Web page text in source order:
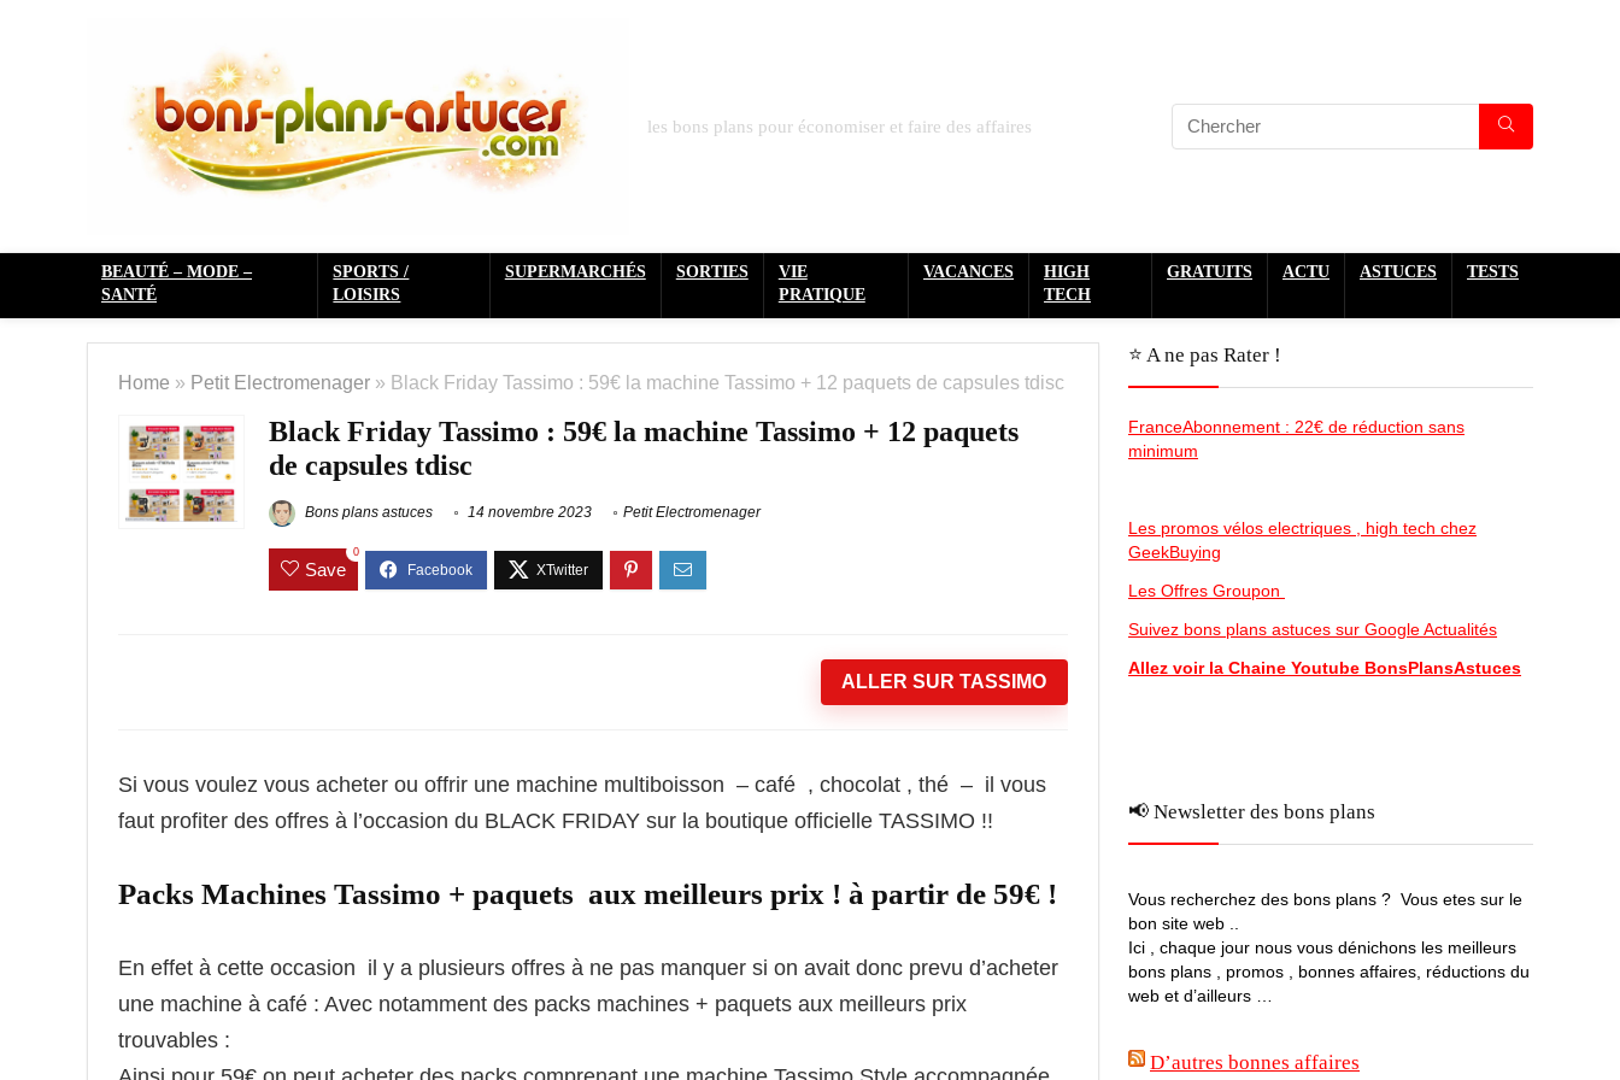
les bons plans pour économiser et faire des affaires
BEAUTÉ – MODE –
SANTÉ
SPORTS /
LOISIRS
SUPERMARCHÉS SORTIES
VIE
PRATIQUE
VACANCES
HIGH
TECH
GRATUITS ACTU ASTUCES TESTS
Home » Petit Electromenager » Black Friday Tassimo : 59€ la machine Tassimo + 12 paquets de capsules tdisc
Black Friday Tassimo : 59€ la machine Tassimo + 12 paquets
de capsules tdisc
Bons plans astuces 14 novembre 2023 Petit Electromenager
Save
0
ALLER SUR TASSIMO
Si vous voulez vous acheter ou offrir une machine multiboisson – café , chocolat , thé – il vous
faut profiter des offres à l’occasion du BLACK FRIDAY sur la boutique officielle TASSIMO !!
Packs Machines Tassimo + paquets aux meilleurs prix ! à partir de 59€ !
En effet à cette occasion il y a plusieurs offres à ne pas manquer si on avait donc prevu d’acheter
une machine à café : Avec notamment des packs machines + paquets aux meilleurs prix
trouvables :
⭐️ A ne pas Rater !
FranceAbonnement : 22€ de réduction sans
minimum
Les promos vélos electriques , high tech chez
GeekBuying
Les Offres Groupon
Suivez bons plans astuces sur Google Actualités
Allez voir la Chaine Youtube BonsPlansAstuces
📢 Newsletter des bons plans
Vous recherchez des bons plans ? Vous etes sur le
bon site web ..
Ici , chaque jour nous vous dénichons les meilleurs
bons plans , promos , bonnes affaires, réductions du
web et d’ailleurs …
D’autres bonnes affaires